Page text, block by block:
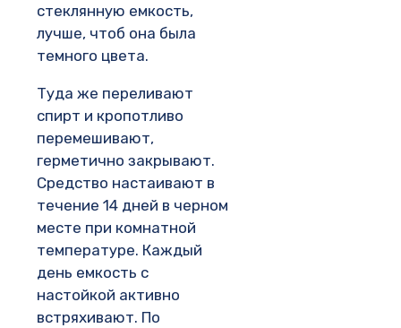
стеклянную емкость,
лучше, чтоб она была
темного цвета.
Туда же переливают
спирт и кропотливо
перемешивают,
герметично закрывают.
Средство настаивают в
течение 14 дней в черном
месте при комнатной
температуре. Каждый
день емкость с
настойкой активно
встряхивают. По